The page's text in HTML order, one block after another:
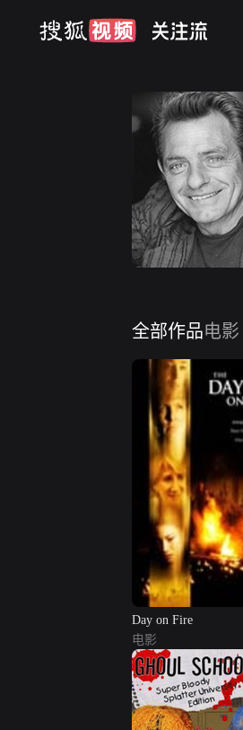
全部作品电影
Day on Fire
电影